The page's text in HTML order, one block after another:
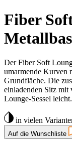
Fiber
Der Fiber Soft
umarmende Kurven
Grundfläche. Die
einladenden Sitz
Lounge-Sessel leicht.
in vielen
Auf die Wunschliste